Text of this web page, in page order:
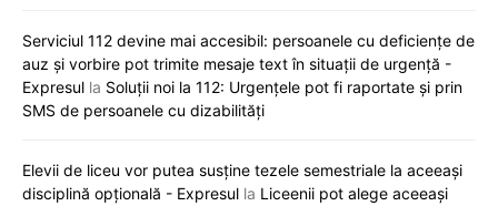
Serviciul 112 devine mai accesibil: persoanele cu deficiențe de
auz și vorbire pot trimite mesaje text în situații de urgență -
Expresul la Soluții noi la 112: Urgențele pot fi raportate și prin
SMS de persoanele cu dizabilități
Elevii de liceu vor putea susține tezele semestriale la aceeași
disciplină opțională - Expresul la Liceenii pot alege aceeași